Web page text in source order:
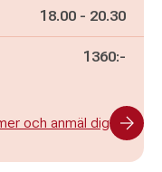
Pågår mellan
18.00 - och
20.30
1360:-
och anmäl dig